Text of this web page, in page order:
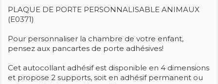
PLAQUE DE PORTE PERSONNALISABLE ANIMAUX
(E0371)
Pour personnaliser la chambre de votre enfant,
pensez aux pancartes de porte adhésives!
Cet autocollant adhésif est disponible en 4 dimensions
et propose 2 supports, soit en adhésif permanent ou